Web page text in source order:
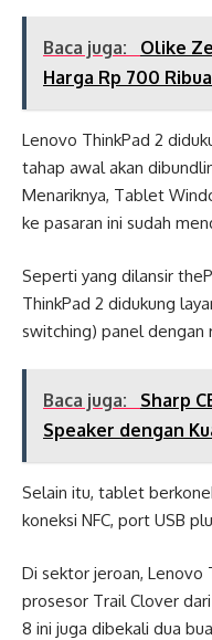
Baca juga:
Olike
Harga Rp 700
Lenovo ThinkPad 2
tahap awal akan
Menariknya, Tablet
ke pasaran ini sudah
Seperti yang dilansir
ThinkPad 2 didukung
switching) panel dengan
Baca juga:
Sharp
Speaker dengan
Selain itu, tablet
koneksi NFC, port USB
Di sektor jeroan, Lenovo
prosesor Trail Clover
8 ini juga dibekali dua